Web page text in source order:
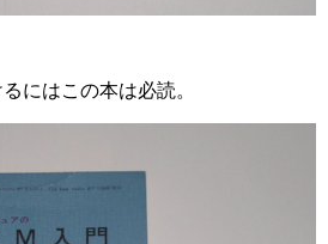
にはこの本は必読。